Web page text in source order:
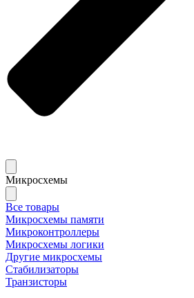
Микросхемы
Все товары
Микросхемы памяти
Микроконтроллеры
Микросхемы логики
Другие микросхемы
Стабилизаторы
Транзисторы